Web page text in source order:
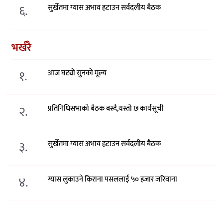
६. सुर्खेतमा ग्यास अभाव हटाउन सर्वदलीय बैठक
भर्खरै
१. आज घट्यो सुनको मूल्य
२. प्रतिनिधिसभाको बैठक बस्दै,यस्तो छ कार्यसूची
३. सुर्खेतमा ग्यास अभाव हटाउन सर्वदलीय बैठक
४. ग्यास लुकाउने किराना पसललाई ५० हजार जरिवाना